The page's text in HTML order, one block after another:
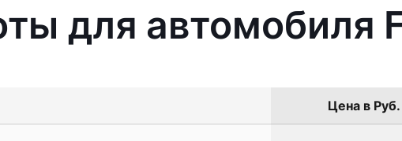
для автомобиля
Цена в Руб.